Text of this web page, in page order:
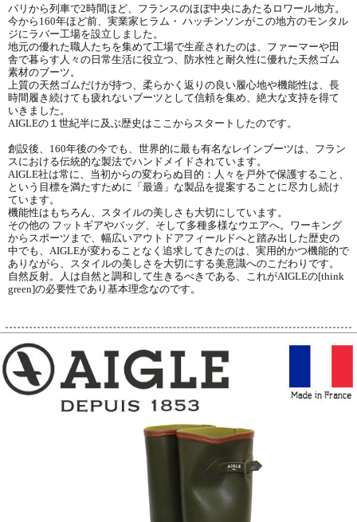
パリから列車で2時間ほど、フランスのほぼ中央にあたるロワール地方。
今から160年ほど前、実業家ヒラム・ ハッチンソンがこの地方のモンタル
ジにラバー工場を設立しました。
地元の優れた職人たちを集めて工場で生産されたのは、ファーマーや田
舎で暮らす人々の日常生活に役立つ、防水性と耐久性に優れた天然ゴム
素材のブーツ。
上質の天然ゴムだけが持つ、柔らかく返りの良い履心地や機能性は、長
時間履き続けても疲れないブーツとして信頼を集め、絶大な支持を得て
いきました。
AIGLEの１世紀半に及ぶ歴史はここからスタートしたのです。
創設後、160年後の今でも、世界的に最も有名なレインブーツは、フラン
スにおける伝統的な製法でハンドメイドされています。
AIGLE社は常に、当初からの変わらぬ目的：人々を戸外で保護すること、
という目標を満たすために「最適」な製品を提案することに尽力し続け
ています。
機能性はもちろん、スタイルの美しさも大切にしています。
その他の フットギアやバッグ、そして多種多様なウエアへ。ワーキング
からスポーツまで、幅広いアウトドアフィールドへと踏み出した歴史の
中でも、AIGLEが変わることなく追求してきたのは、実用的かつ機能的で
ありながら、スタイルの美しさを大切にする美意識へのこだわりです。
自然反射。人は自然と調和して生きるべきである、これがAIGLEの[think
green]の必要性であり基本理念なのです。